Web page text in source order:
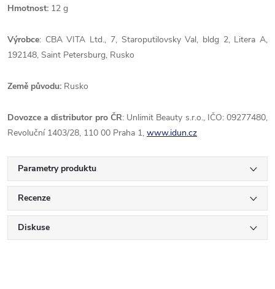
Hmotnost: 12 g
Výrobce: CBA VITA Ltd., 7, Staroputilovsky Val, bldg 2, Litera A,
192148, Saint Petersburg, Rusko
Země původu: Rusko
Dovozce a distributor pro ČR: Unlimit Beauty s.r.o., IČO: 09277480,
Revoluční 1403/28, 110 00 Praha 1, www.idun.cz
Parametry produktu
Recenze
Diskuse